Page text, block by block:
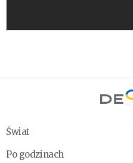
Świat
Po godzinach